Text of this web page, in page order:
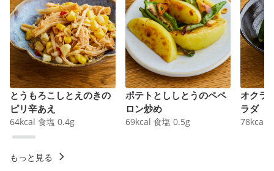
とうもろこしとえのきの
ピリ辛あえ
64kcal 食塩 0.4g
ポテトとししとうのペペ
ロン炒め
69kcal 食塩 0.5g
オクラ
ラダ
78kcal
もっと見る